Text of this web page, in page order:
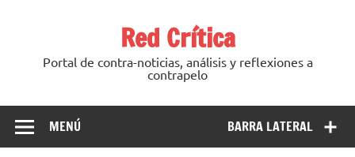
Red Crítica
Portal de contra-noticias, análisis y reflexiones a
contrapelo
BARRA LATERAL
MENÚ